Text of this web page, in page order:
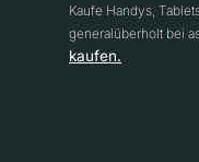
Kaufe Handys,
generalüberholt bei
kaufen.